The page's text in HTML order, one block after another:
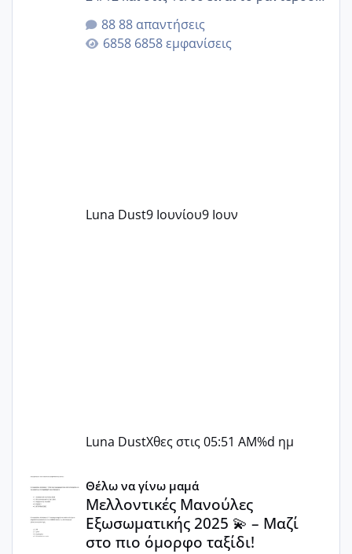
της αυχενικής διαφάνειας. Έχω αρκετό
άγχος και οι μέρες δεν φαίνεται να
περνάνε με τίποτα.
88 απαντήσεις
6858 εμφανίσεις
Luna Dust9 Ιουνίου9 Ιουν
Luna DustΧθες στις 05:51 AM%d ημ
Μελλοντικές Μανούλες Εξωσωματικής 2025 💫 – Μαζί
Θέλω να γίνω μαμά
Μελλοντικές Μανούλες
Εξωσωματικής 2025 💫 – Μαζί
στο πιο όμορφο ταξίδι!